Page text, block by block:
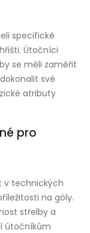
specifické
Útočníci
se měli zaměřit
své
atributy
pro
v technických
na góly.
střelby a
útočníkům